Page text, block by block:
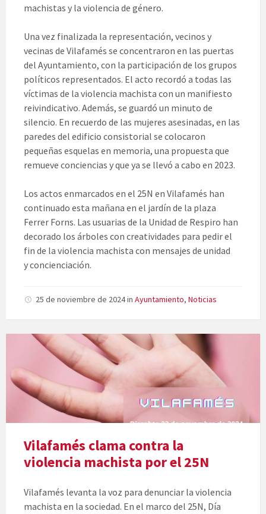
machistas y la violencia de género.
Una vez finalizada la representación, vecinos y
vecinas de Vilafamés se concentraron en las puertas
del Ayuntamiento, con la participación de los grupos
políticos representados. El acto recordó a todas las
víctimas de la violencia machista con un manifiesto
reivindicativo. Además, se guardó un minuto de
silencio. En recuerdo de las mujeres asesinadas, en las
paredes del edificio consistorial se colocaron
pequeñas esquelas en memoria, una propuesta que
remueve conciencias y que ya se llevó a cabo en 2023.
Los actos enmarcados en el 25N en Vilafamés han
continuado esta mañana en el jardín de la plaza
Ferrer Forns. Las usuarias de la Unidad de Respiro han
decorado los árboles con creatividades para pedir el
fin de la violencia machista con mensajes de unidad
y concienciación.
25 de noviembre de 2024in Ayuntamiento, Noticias
Vilafamés clama contra la
violencia machista por el 25N
Vilafamés levanta la voz para denunciar la violencia
machista en la sociedad. En el marco del 25N, Día